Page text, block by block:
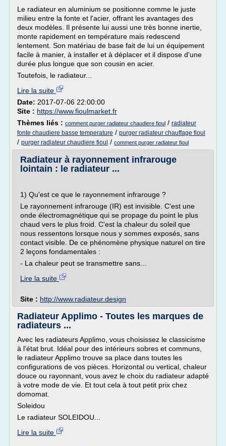
Le radiateur en aluminium se positionne comme le juste
milieu entre la fonte et l'acier, offrant les avantages des
deux modèles. Il présente lui aussi une très bonne inertie,
monte rapidement en température mais redescend
lentement. Son matériau de base fait de lui un équipement
facile à manier, à installer et à déplacer et il dispose d'une
durée plus longue que son cousin en acier.
Toutefois, le radiateur...
Lire la suite
Date: 2017-07-06 22:00:00
Site : https://www.fioulmarket.fr
Thèmes liés : comment purger radiateur chaudiere fioul / radiateur
fonte chaudiere basse temperature / purger radiateur chauffage fioul
/ purger radiateur chaudiere fioul / comment purger radiateur fioul
Radiateur à rayonnement infrarouge
lointain : le radiateur ...
1) Qu'est ce que le rayonnement infrarouge ?
Le rayonnement infrarouge (IR) est invisible. C'est une
onde électromagnétique qui se propage du point le plus
chaud vers le plus froid. C'est la chaleur du soleil que
nous ressentons lorsque nous y sommes exposés, sans
contact visible. De ce phénomène physique naturel on tire
2 leçons fondamentales :
- La chaleur peut se transmettre sans...
Lire la suite
Site : http://www.radiateur.design
Radiateur Applimo - Toutes les marques de
radiateurs ...
Avec les radiateurs Applimo, vous choisissez le classicisme
à l'état brut. Idéal pour des intérieurs sobres et communs,
le radiateur Applimo trouve sa place dans toutes les
configurations de vos pièces. Horizontal ou vertical, chaleur
douce ou rayonnant, vous avez le choix du radiateur adapté
à votre mode de vie. Et tout cela à tout petit prix chez
domomat.
Soleidou
Le radiateur SOLEIDOU...
Lire la suite